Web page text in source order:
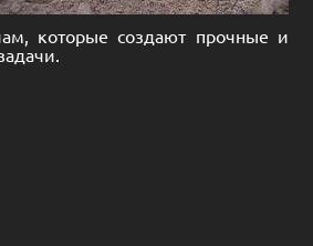
которые создают прочные и